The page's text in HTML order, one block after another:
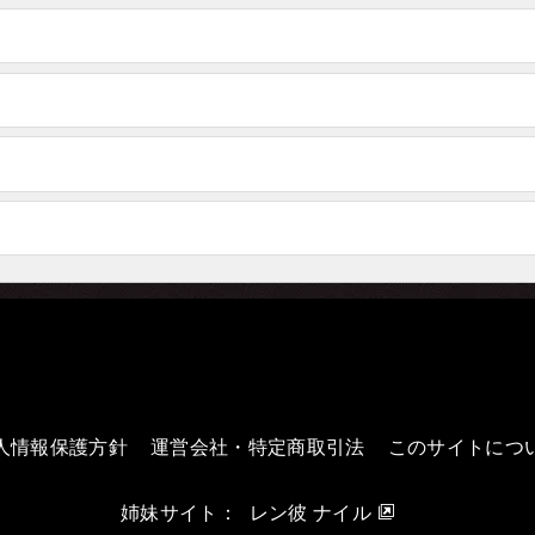
情報保護方針 運営会社・特定商取引法 このサイトにつ
姉妹サイト： レン彼 ナイル